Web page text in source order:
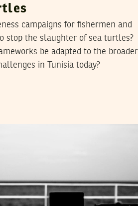
campaigns for fishermen and
stop the slaughter of sea turtles?
be adapted to the broader
in Tunisia today?